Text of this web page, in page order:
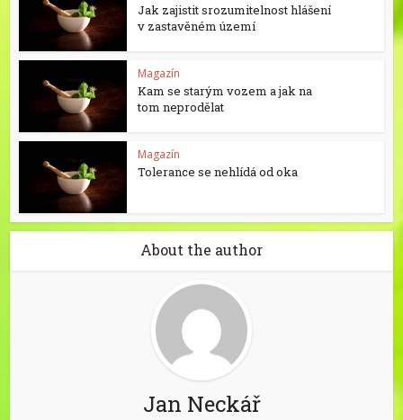
Jak zajistit srozumitelnost hlášení
v zastavěném území
Magazín
Kam se starým vozem a jak na
tom neprodělat
Magazín
Tolerance se nehlídá od oka
About the author
Jan Neckář